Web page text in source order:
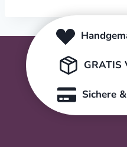
GRATIS
Sichere